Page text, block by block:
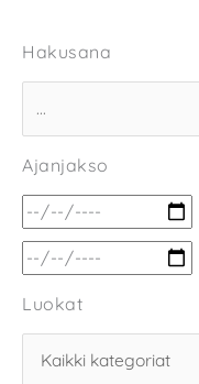
Hakusana
Ajanjakso
Luokat